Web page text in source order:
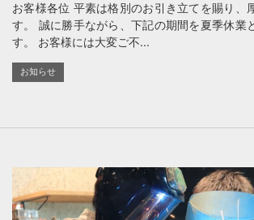
お客様各位 平素は格別のお引き立てを賜り、
す。 誠に勝手ながら、下記の期間を夏季休業
す。 お客様には大変ご不...
お知らせ